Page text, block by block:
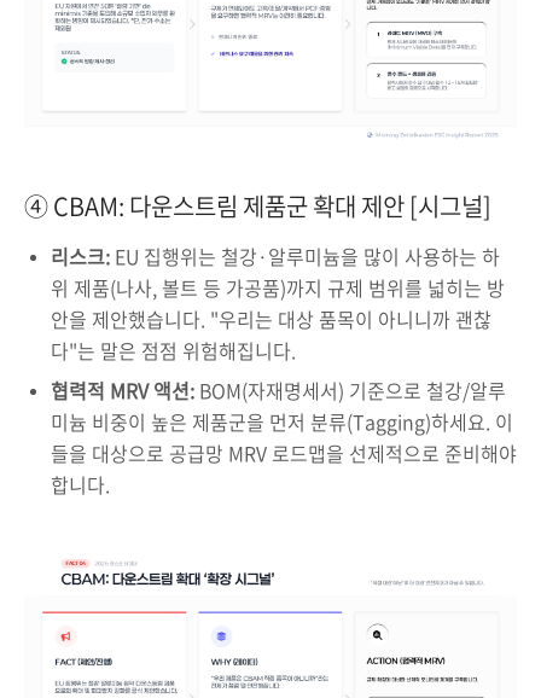
④ CBAM: 다운스트림 제품군 확대 제안 [시그널]
리스크: EU 집행위는 철강·알루미늄을 많이 사용하는 하
위 제품(나사, 볼트 등 가공품)까지 규제 범위를 넓히는 방
안을 제안했습니다. "우리는 대상 품목이 아니니까 괜찮
다"는 말은 점점 위험해집니다.
협력적 MRV 액션: BOM(자재명세서) 기준으로 철강/알루
미늄 비중이 높은 제품군을 먼저 분류(Tagging)하세요. 이
들을 대상으로 공급망 MRV 로드맵을 선제적으로 준비해야
합니다.